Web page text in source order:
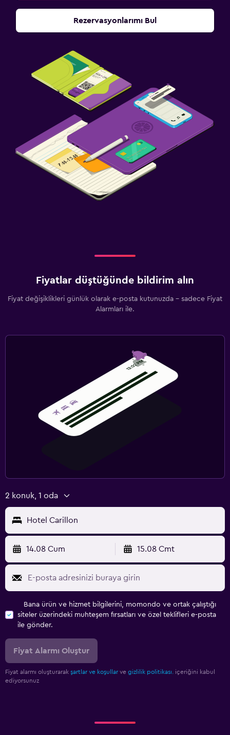
Rezervasyonlarımı Bul
Fiyatlar düştüğünde bildirim alın
Fiyat değişiklikleri günlük olarak e-posta kutunuzda - sadece Fiyat
Alarmları ile.
2 konuk, 1 oda
Hotel Carillon
14.08 Cum 15.08 Cmt
Bana ürün ve hizmet bilgilerini, momondo ve ortak çalıştığı
siteler üzerindeki muhteşem fırsatları ve özel teklifleri e-posta
ile gönder.
Fiyat Alarmı Oluştur
Fiyat alarmı oluşturarak şartlar ve koşullar ve gizlilik politikası.
içeriğini kabul
ediyorsunuz